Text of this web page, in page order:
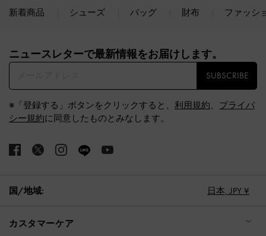
新着商品 シューズ バッグ 財布 ファッシ
ニュースレターで最新情報をお届けします。​
SUBSCRIBE
※「登録する」ボタンをクリックすると、 利用規約、 プライバ
シー規約に同意したものとみなします。
国/地域: 日本, JPY ¥
カスタマーケア